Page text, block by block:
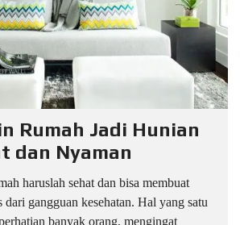
Rumah Jadi Hunian
dan Nyaman
haruslah sehat dan bisa membuat
dari gangguan kesehatan. Hal yang satu
banyak orang, mengingat